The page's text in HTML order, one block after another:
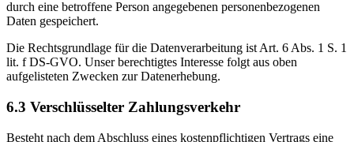
durch eine betroffene Person angegebenen personenbezogenen
Daten gespeichert.
Die Rechtsgrundlage für die Datenverarbeitung ist Art. 6 Abs. 1 S. 1
lit. f DS-GVO. Unser berechtigtes Interesse folgt aus oben
aufgelisteten Zwecken zur Datenerhebung.
6.3 Verschlüsselter Zahlungsverkehr
Besteht nach dem Abschluss eines kostenpflichtigen Vertrags eine